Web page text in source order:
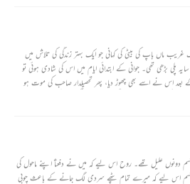
ماں باپ کی بیٹی کی کہانی جو ایک بہتر زندگی کی تلاش میں
پلی بڑھی تھی۔ جوانی کے ابتدائی ایام میں اس کی شادی ہوئی تو
بعد اس نے اسے بھی چھوڑ دیا، پھر تحصیلدار صاحب کی موت ہو
کی عورت اس کے گھر میں رہنے لگی اور لوگوں کے درمیان
دونوں علیل تھے۔ روح اس لیے کہ میں نے دفعتاً اپنے ماحول کی
اورجسم اس لیے کہ میرے تمام پٹھے سردی لگ جانے کے باعث چوبی